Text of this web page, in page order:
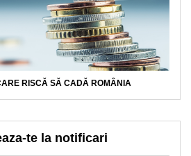
RISCĂ SĂ CADĂ ROMÂNIA
te la notificari